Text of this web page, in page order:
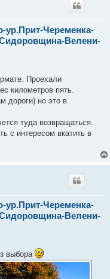
ур.Прит-Череменка-
Велени-
Проехали
километров пять.
дороги) но это в
туда возвращаться.
с интересом вкатить в
ур.Прит-Череменка-
Велени-
выбора